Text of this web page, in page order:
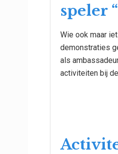
speler
Wie ook maar
demonstraties
als
activiteiten bij